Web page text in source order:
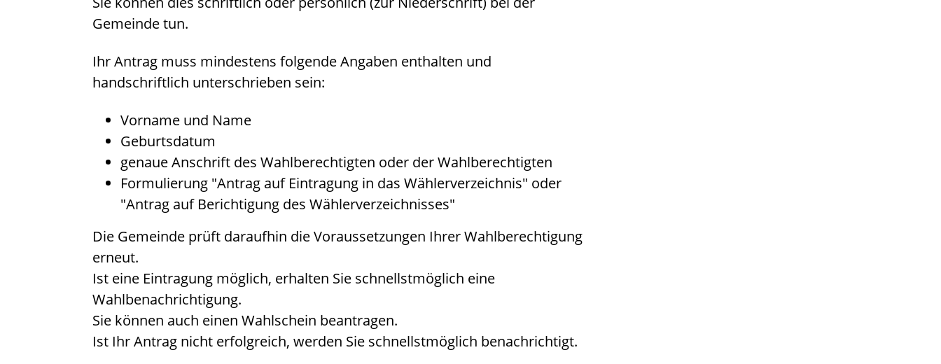
Gemeinde tun.
Ihr Antrag muss mindestens folgende Angaben enthalten und
handschriftlich unterschrieben sein:
Vorname und Name
Geburtsdatum
genaue Anschrift des Wahlberechtigten oder der Wahlberechtigten
Formulierung "Antrag auf Eintragung in das Wählerverzeichnis" oder
"Antrag auf Berichtigung des Wählerverzeichnisses"
Die Gemeinde prüft daraufhin die Voraussetzungen Ihrer Wahlberechtigung
erneut.
Ist eine Eintragung möglich, erhalten Sie schnellstmöglich eine
Wahlbenachrichtigung.
Sie können auch einen Wahlschein beantragen.
Ist Ihr Antrag nicht erfolgreich, werden Sie schnellstmöglich benachrichtigt.